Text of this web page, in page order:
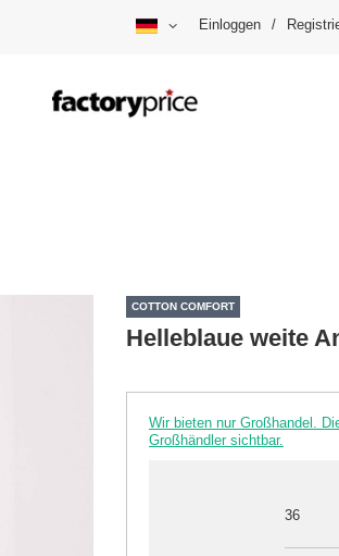
Einloggen /
COTTON COMFORT
Helleblaue weite
Wir bieten nur Großhandel.
Großhändler sichtbar.
36